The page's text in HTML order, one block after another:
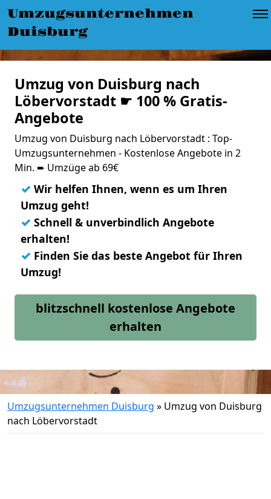
Umzugsunternehmen
Duisburg
Umzug von Duisburg nach
Löbervorstadt ☛ 100 % Gratis-
Angebote
Umzug von Duisburg nach Löbervorstadt : Top-
Umzugsunternehmen - Kostenlose Angebote in 2
Min. ➨ Umzüge ab 69€
✓ Wir helfen Ihnen, wenn es um Ihren
Umzug geht!
✓ Schnell & unverbindlich Angebote
erhalten!
✓ Finden Sie das beste Angebot für Ihren
Umzug!
blitzschnell kostenlose Angebote
erhalten
Umzugsunternehmen Duisburg » Umzug von Duisburg
nach Löbervorstadt